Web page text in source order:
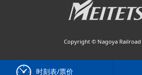
Copyright © Nagoya Railroad
时刻表/票价